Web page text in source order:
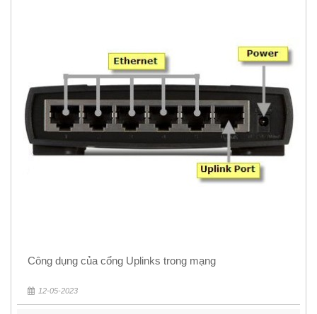
Công dụng của cổng Uplinks trong mạng
12-05-2023